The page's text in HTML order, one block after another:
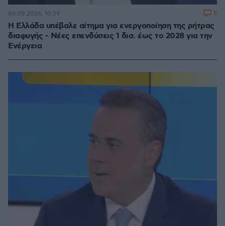
Η Ελλάδα υπέβαλε αίτημα για ενεργοποίηση της ρήτρας
διαφυγής - Νέες επενδύσεις 1 δισ. έως το 2028 για την
Ενέργεια
06.08.2026, 10:59 5